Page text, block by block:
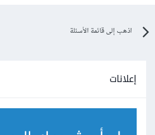
اذهب إلى قائمة الأسئلة
إعلانات